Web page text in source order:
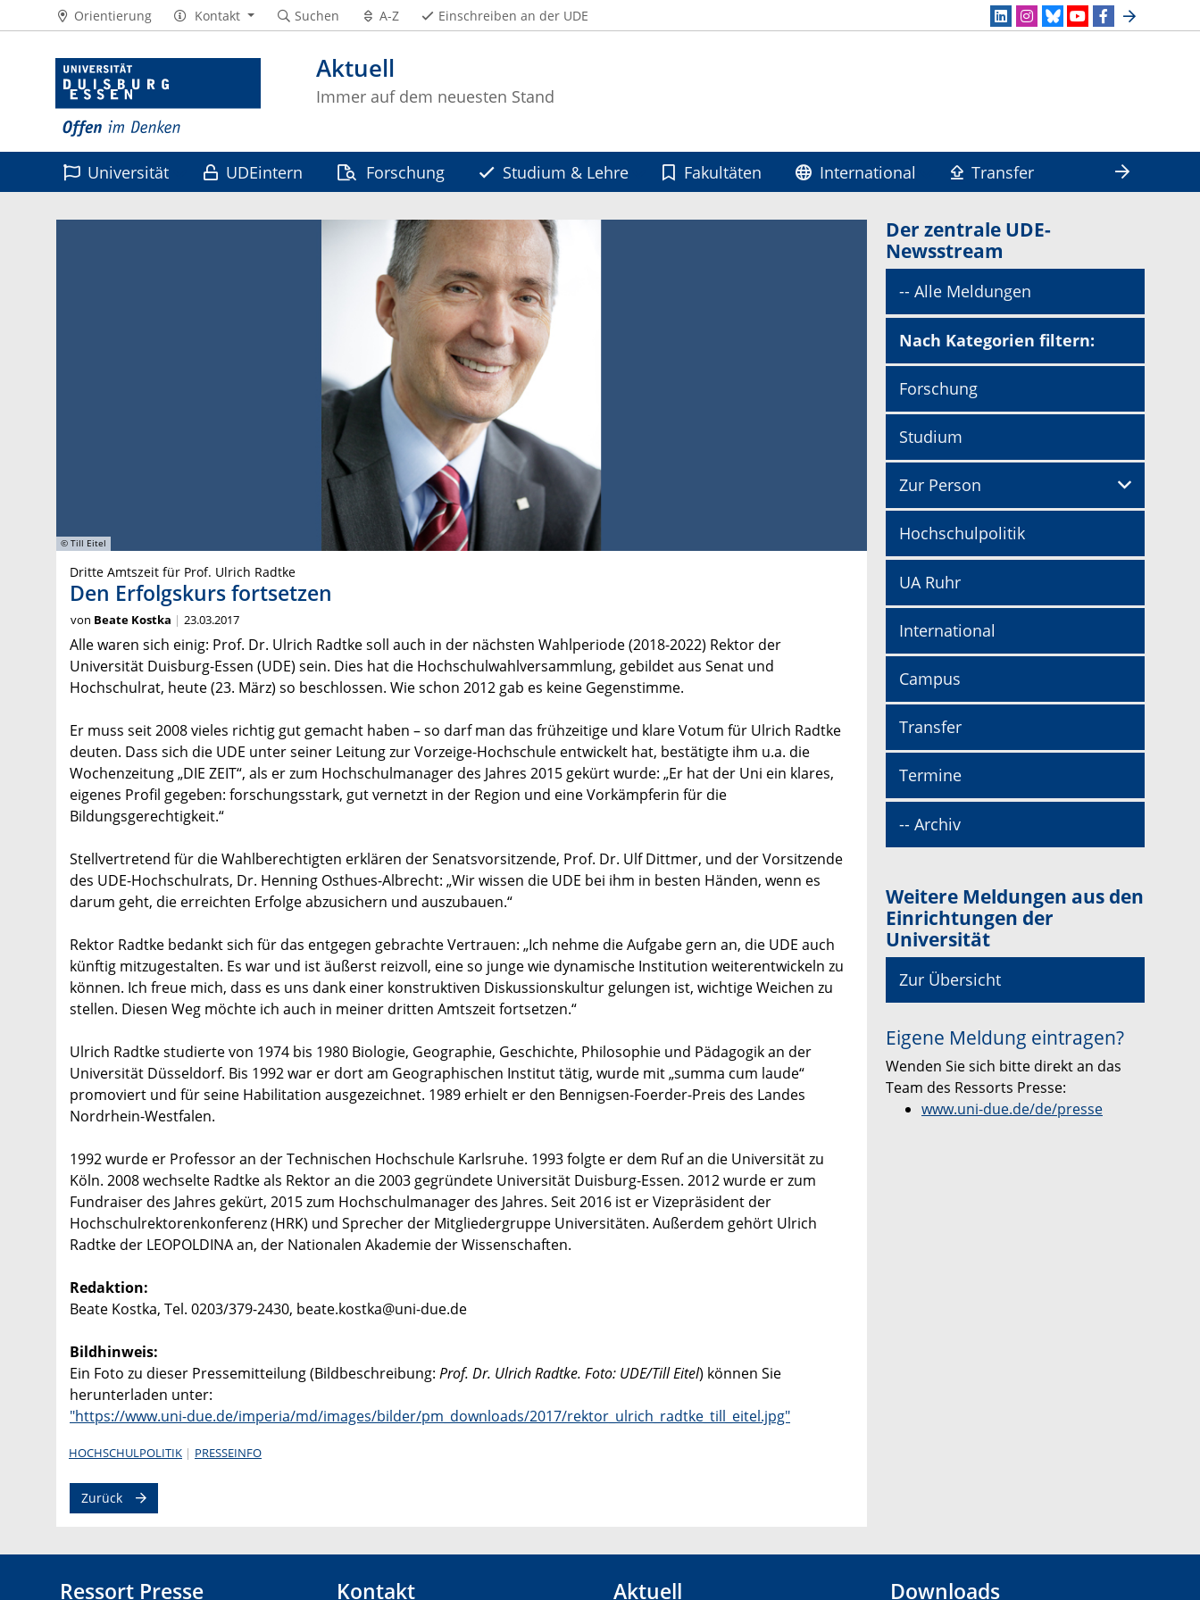
Aktuell
Immer auf dem neuesten Stand
Orientierung Kontakt Suchen A-Z Einschreiben an der UDE
Universität UDEintern Forschung Studium & Lehre Fakultäten International
Transfer
© Till Eitel
Dritte Amtszeit für Prof. Ulrich Radtke
Den Erfolgskurs fortsetzen
von Beate Kostka 23.03.2017
Alle waren sich einig: Prof. Dr. Ulrich Radtke soll auch in der nächsten Wahlperiode (2018-2022) Rektor der
Universität Duisburg-Essen (UDE) sein. Dies hat die Hochschulwahlversammlung, gebildet aus Senat und
Hochschulrat, heute (23. März) so beschlossen. Wie schon 2012 gab es keine Gegenstimme.
Er muss seit 2008 vieles richtig gut gemacht haben – so darf man das frühzeitige und klare Votum für Ulrich Radtke
deuten. Dass sich die UDE unter seiner Leitung zur Vorzeige-Hochschule entwickelt hat, bestätigte ihm u.a. die
Wochenzeitung „DIE ZEIT“, als er zum Hochschulmanager des Jahres 2015 gekürt wurde: „Er hat der Uni ein klares,
eigenes Profil gegeben: forschungsstark, gut vernetzt in der Region und eine Vorkämpferin für die
Bildungsgerechtigkeit.“
Stellvertretend für die Wahlberechtigten erklären der Senatsvorsitzende, Prof. Dr. Ulf Dittmer, und der Vorsitzende
des UDE-Hochschulrats, Dr. Henning Osthues-Albrecht: „Wir wissen die UDE bei ihm in besten Händen, wenn es
darum geht, die erreichten Erfolge abzusichern und auszubauen.“
Rektor Radtke bedankt sich für das entgegen gebrachte Vertrauen: „Ich nehme die Aufgabe gern an, die UDE auch
künftig mitzugestalten. Es war und ist äußerst reizvoll, eine so junge wie dynamische Institution weiterentwickeln zu
können. Ich freue mich, dass es uns dank einer konstruktiven Diskussionskultur gelungen ist, wichtige Weichen zu
stellen. Diesen Weg möchte ich auch in meiner dritten Amtszeit fortsetzen.“
Ulrich Radtke studierte von 1974 bis 1980 Biologie, Geographie, Geschichte, Philosophie und Pädagogik an der
Universität Düsseldorf. Bis 1992 war er dort am Geographischen Institut tätig, wurde mit „summa cum laude“
promoviert und für seine Habilitation ausgezeichnet. 1989 erhielt er den Bennigsen-Foerder-Preis des Landes
Nordrhein-Westfalen.
1992 wurde er Professor an der Technischen Hochschule Karlsruhe. 1993 folgte er dem Ruf an die Universität zu
Köln. 2008 wechselte Radtke als Rektor an die 2003 gegründete Universität Duisburg-Essen. 2012 wurde er zum
Fundraiser des Jahres gekürt, 2015 zum Hochschulmanager des Jahres. Seit 2016 ist er Vizepräsident der
Hochschulrektorenkonferenz (HRK) und Sprecher der Mitgliedergruppe Universitäten. Außerdem gehört Ulrich
Radtke der LEOPOLDINA an, der Nationalen Akademie der Wissenschaften.
Redaktion:
Beate Kostka, Tel. 0203/379-2430, beate.kostka@uni-due.de
Bildhinweis:
Ein Foto zu dieser Pressemitteilung (Bildbeschreibung: Prof. Dr. Ulrich Radtke. Foto: UDE/Till Eitel) können Sie
herunterladen unter:
"https://www.uni-due.de/imperia/md/images/bilder/pm_downloads/2017/rektor_ulrich_radtke_till_eitel.jpg"
HOCHSCHULPOLITIK PRESSEINFO
Zurück
Der zentrale UDE-
Newsstream
-- Alle Meldungen
Nach Kategorien filtern:
Forschung
Studium
Zur Person
Hochschulpolitik
UA Ruhr
International
Campus
Transfer
Termine
-- Archiv
Weitere Meldungen aus den
Einrichtungen der
Universität
Zur Übersicht
Eigene Meldung eintragen?
Wenden Sie sich bitte direkt an das
Team des Ressorts Presse:
www.uni-due.de/de/presse
Ressort Presse Kontakt Aktuell Downloads